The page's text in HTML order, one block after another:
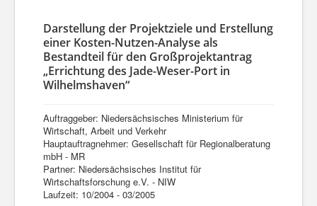
Über uns
Projekte
Publikationen
Netzwerk
Darstellung der Projektziele und Erstellung
einer Kosten-Nutzen-Analyse als
Bestandteil für den Großprojektantrag
„Errichtung des Jade-Weser-Port in
Wilhelmshaven“
Auftraggeber: Niedersächsisches Ministerium für
Wirtschaft, Arbeit und Verkehr
Hauptauftragnehmer: Gesellschaft für Regionalberatung
mbH - MR
Partner: Niedersächsisches Institut für
Wirtschaftsforschung e.V. - NIW
Laufzeit: 10/2004 - 03/2005